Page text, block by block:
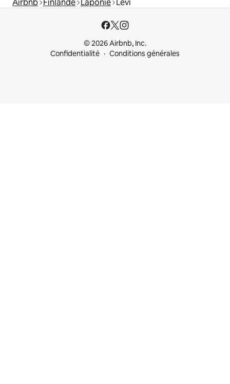
Airbnb Finlande Laponie Levi
© 2026 Airbnb, Inc.
Confidentialité
Conditions générales